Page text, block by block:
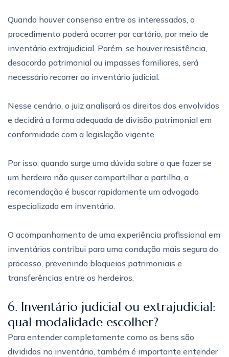
Quando houver consenso entre os interessados, o
procedimento poderá ocorrer por cartório, por meio de
inventário extrajudicial. Porém, se houver resistência,
desacordo patrimonial ou impasses familiares, será
necessário recorrer ao inventário judicial.
Nesse cenário, o juiz analisará os direitos dos envolvidos
e decidirá a forma adequada de divisão patrimonial em
conformidade com a legislação vigente.
Por isso, quando surge uma dúvida sobre o que fazer se
um herdeiro não quiser compartilhar a partilha, a
recomendação é buscar rapidamente um advogado
especializado em inventário.
O acompanhamento de uma experiência profissional em
inventários contribui para uma condução mais segura do
processo, prevenindo bloqueios patrimoniais e
transferências entre os herdeiros.
6. Inventário judicial ou extrajudicial:
qual modalidade escolher?
Para entender completamente como os bens são
divididos no inventário, também é importante entender